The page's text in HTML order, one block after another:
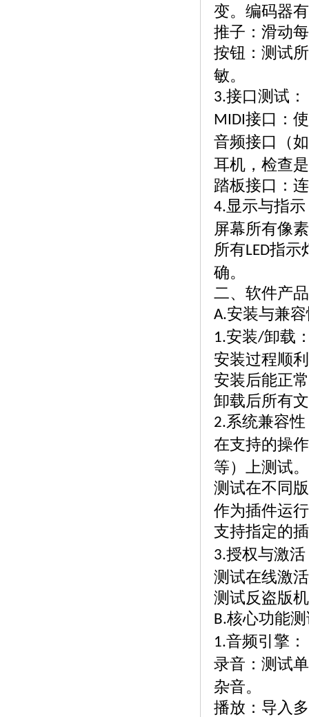
变。编码器
推子：滑动
按钮：测试
敏。
3.接口测试：
MIDI接口：
音频接口（
耳机，检查
踏板接口：
4.显示与指
屏幕所有像
所有LED指示
确。
二、软件产
A.安装与兼
1.安装/卸载
安装过程顺
安装后能正
卸载后所有
2.系统兼容
在支持的操
等）上测试。
测试在不同
作为插件运
支持指定的
3.授权与激活
测试在线激
测试反盗版
B.核心功能
1.音频引擎：
录音：测试
杂音。
播放：导入